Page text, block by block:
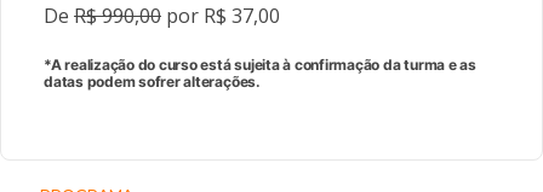
De R$ 990,00 por R$ 37,00
*A realização do curso está sujeita à confirmação da turma e as
datas podem sofrer alterações.